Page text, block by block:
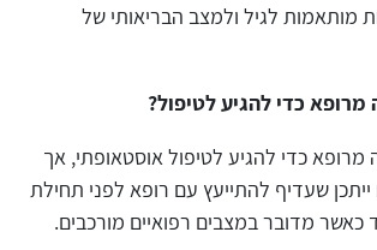
מותאמות לגיל ולמצב הבריאותי של
כדי להגיע לטיפול?
כדי להגיע לטיפול אוסטאופתי, אך
שעדיף להתייעץ עם רופא לפני תחילת
כאשר מדובר במצבים רפואיים מורכבים.